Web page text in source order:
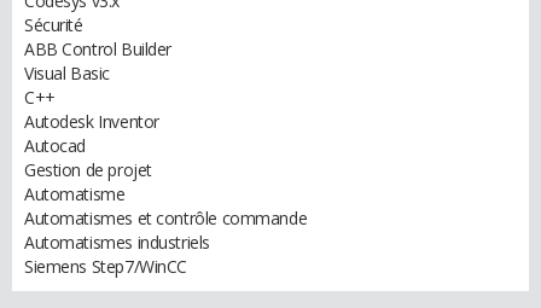
Sécurité
ABB Control Builder
Visual Basic
C++
Autodesk Inventor
Autocad
Gestion de projet
Automatisme
Automatismes et contrôle commande
Automatismes industriels
Siemens Step7/WinCC